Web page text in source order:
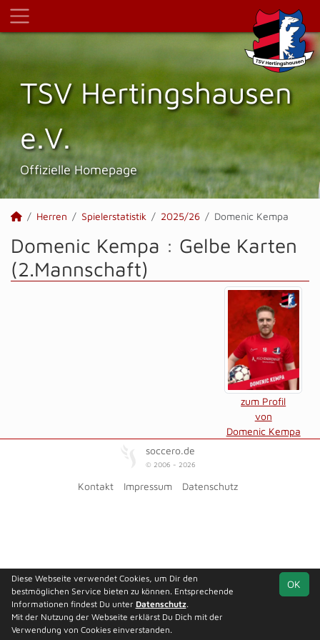
TSV Hertings­hausen
e.V.
Offizielle Homepage
Herren Spielerstatistik 2025/26 Domenic Kempa
Domenic Kempa : Gelbe Karten
(2.Mannschaft)
zum Profil
von
Domenic Kempa
soccero.de
© 2006 - 2026
Kontakt Impressum Datenschutz
OK
Diese Webseite verwendet Cookies, um Dir den
bestmöglichen Service bieten zu können. Entsprechende
Informationen findest Du unter Datenschutz.
Mit der Nutzung der Webseite erklärst Du Dich mit der
Verwendung von Cookies einverstanden.